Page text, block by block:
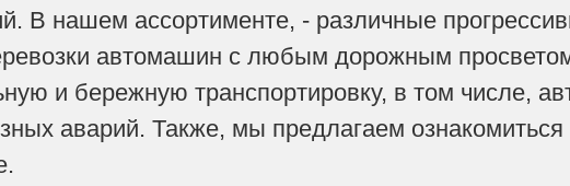
В нашем ассортименте, - различные
автомашин с любым дорожным
и бережную транспортировку, в том числе,
аварий. Также, мы предлагаем